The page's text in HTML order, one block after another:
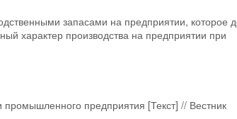
запасами на предприятии, которое
характер производства на предприятии при
предприятия [Текст] // Вестник